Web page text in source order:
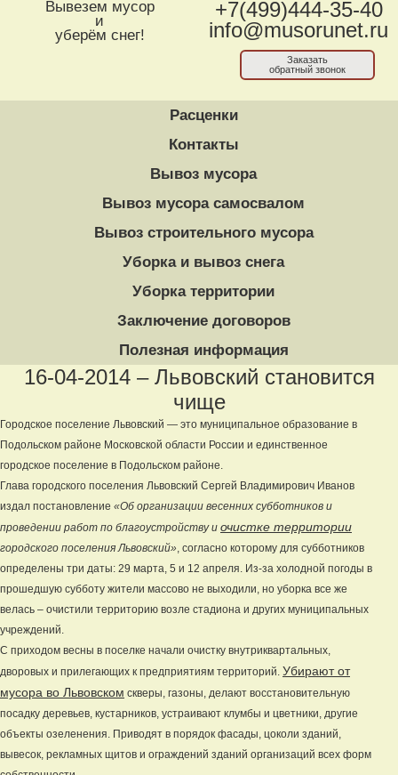
Вывезем мусор
и
уберём снег!
+7(499)444-35-40
info@musorunet.ru
Заказать
обратный звонок
Расценки
Контакты
Вывоз мусора
Вывоз мусора самосвалом
Вывоз строительного мусора
Уборка и вывоз снега
Уборка территории
Заключение договоров
Полезная информация
16-04-2014 – Львовский становится
чище
Городское поселение Львовский — это муниципальное образование в
Подольском районе Московской области России и единственное
городское поселение в Подольском районе.
Глава городского поселения Львовский Сергей Владимирович Иванов
издал постановление «Об организации весенних субботников и
проведении работ по благоустройству и очистке территории
городского поселения Львовский», согласно которому для субботников
определены три даты: 29 марта, 5 и 12 апреля. Из-за холодной погоды в
прошедшую субботу жители массово не выходили, но уборка все же
велась – очистили территорию возле стадиона и других муниципальных
учреждений.
С приходом весны в поселке начали очистку внутриквартальных,
дворовых и прилегающих к предприятиям территорий. Убирают от
мусора во Львовском скверы, газоны, делают восстановительную
посадку деревьев, кустарников, устраивают клумбы и цветники, другие
объекты озеленения. Приводят в порядок фасады, цоколи зданий,
вывесок, рекламных щитов и ограждений зданий организаций всех форм